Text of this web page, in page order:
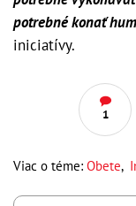
potrebné konať
iniciatívy.
1
Viac o téme: Obete,